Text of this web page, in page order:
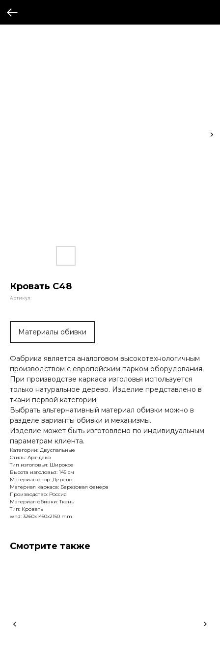
Кровать С48
Артикул:
Материалы обивки
Фабрика является аналоговом высокотехнологичным
производством с европейским парком оборудования.
При производстве каркаса изголовья используется
только натуральное дерево. Изделие представлено в
ткани первой категории.
Выбрать альтернативный материал обивки можно в
разделе варианты обивки и механизмы.
Изделие может быть изготовлено по индивидуальным
параметрам клиента.
Категории: Двуспальные
Стиль: Арт-деко
Тип изголовья: Широкое
Высота изголовья: 145 см
Материал опор: Дерево
Материал каркаса: Березовая фанера
Производство: Россия
Материал обивки: Ткань
Тип: Кровать
whd: 3260x1450x2150 mm
Смотрите также